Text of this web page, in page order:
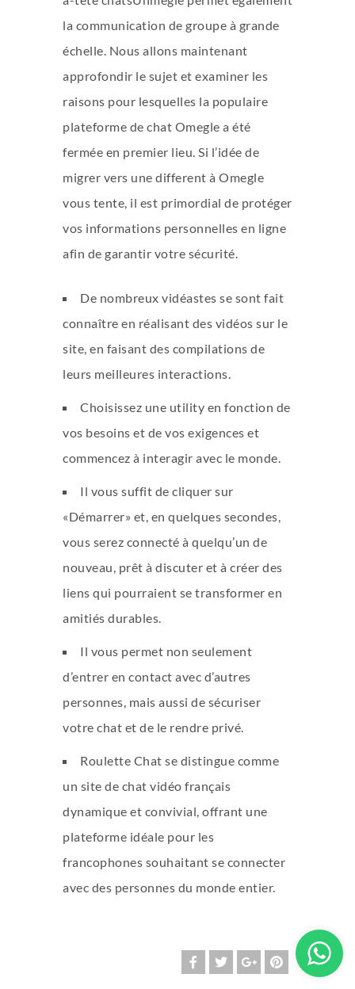
la communication de groupe à grande
échelle. Nous allons maintenant
approfondir le sujet et examiner les
raisons pour lesquelles la populaire
plateforme de chat Omegle a été
fermée en premier lieu. Si l’idée de
migrer vers une different à Omegle
vous tente, il est primordial de protéger
vos informations personnelles en ligne
afin de garantir votre sécurité.
De nombreux vidéastes se sont fait
connaître en réalisant des vidéos sur le
site, en faisant des compilations de
leurs meilleures interactions.
Choisissez une utility en fonction de
vos besoins et de vos exigences et
commencez à interagir avec le monde.
Il vous suffit de cliquer sur
«Démarrer» et, en quelques secondes,
vous serez connecté à quelqu’un de
nouveau, prêt à discuter et à créer des
liens qui pourraient se transformer en
amitiés durables.
Il vous permet non seulement
d’entrer en contact avec d’autres
personnes, mais aussi de sécuriser
votre chat et de le rendre privé.
Roulette Chat se distingue comme
un site de chat vidéo français
dynamique et convivial, offrant une
plateforme idéale pour les
francophones souhaitant se connecter
avec des personnes du monde entier.